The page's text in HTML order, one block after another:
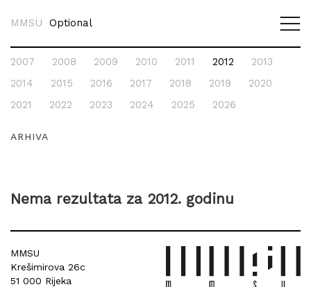
MMSU Optional
Nema aktualnih izložbi.
Nema izložbi u najavi.
2007 2008 2009 2010 2011 2012
2013
2014
2015 2016 2017 2018 2019
2020
2021
2022 2023 2024 2025 2026
ARHIVA
Nema rezultata za 2012. godinu
MMSU
Krešimirova 26c
51 000 Rijeka